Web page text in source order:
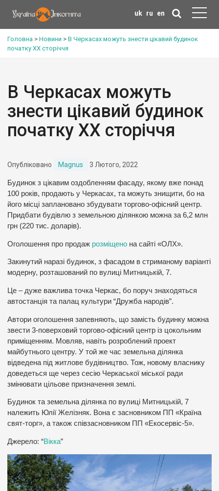
uk ru en
Головна > Новини > В Черкасах можуть знести цікавий будинок
початку ХХ сторіччя
В Черкасах можуть
знести цікавий будинок
початку ХХ сторіччя
Опубліковано Magnus 3 Лютого, 2022
Будинок з цікавим оздобленням фасаду, якому вже понад
100 років, продають у Черкасах, та можуть знищити, бо на
його місці заплановано збудувати торгово-офісний центр.
Придбати будівлю з земельною ділянкою можна за 6,2 млн
грн (220 тис. доларів).
Оголошення про продаж розміщено на сайті «ОЛХ».
Закинутий наразі будинок, з фасадом в стриманому варіанті
модерну, розташований по вулиці Митницькій, 7.
Це – дуже важлива точка Черкас, бо поруч знаходяться
автостанція та палац культури “Дружба народів”.
Автори оголошення запевняють, що замість будинку можна
звести 3-поверховий торгово-офісний центр із цокольним
приміщенням. Мовляв, навіть розроблений проект
майбутнього центру. У той же час земельна ділянка
відведена під житлове будівництво. Тож, новому власнику
доведеться ще через сесію Черкаської міської ради
змінювати цільове призначення землі.
Будинок та земельна ділянка по вулиці Митницькій, 7
належить Юлії Желізняк. Вона є засновником ПП «Країна
свят-торг», а також співзасновником ПП «Екосервіс-5».
Джерело: “Вікка”